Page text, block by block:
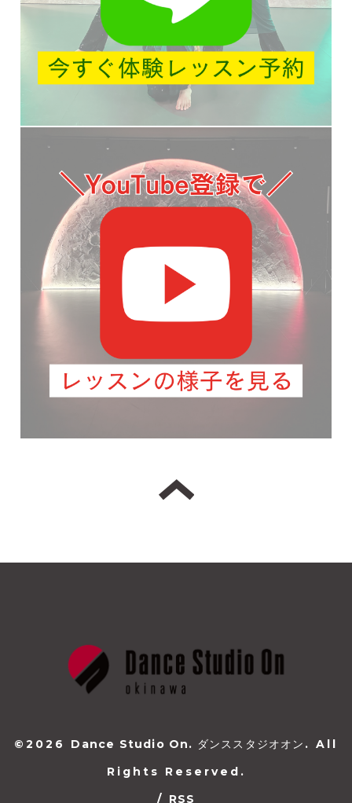
©2026 Dance Studio On. ダンススタジオオン . All
Rights Reserved.
/ RSS